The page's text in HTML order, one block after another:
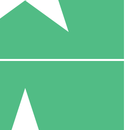
10 Descargas
20 00